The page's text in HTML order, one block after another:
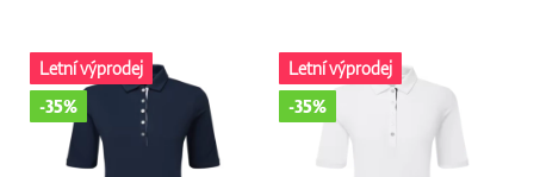
Letní výprodej
-35%
Letní výprodej
-35%